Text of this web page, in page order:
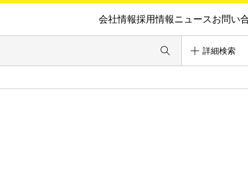
会社情報採用情報ニュースお問い
詳細検索